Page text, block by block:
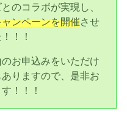
のコラボが実現し、
ンペーンを開催させ
！！
お申込みをいただけ
りますので、是非お
！！！